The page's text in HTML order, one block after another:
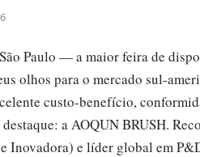
Paulo — a maior feira de
olhos para o mercado sul-
custo-benefício,
a AOQUN BRUSH.
Inovadora) e líder global em